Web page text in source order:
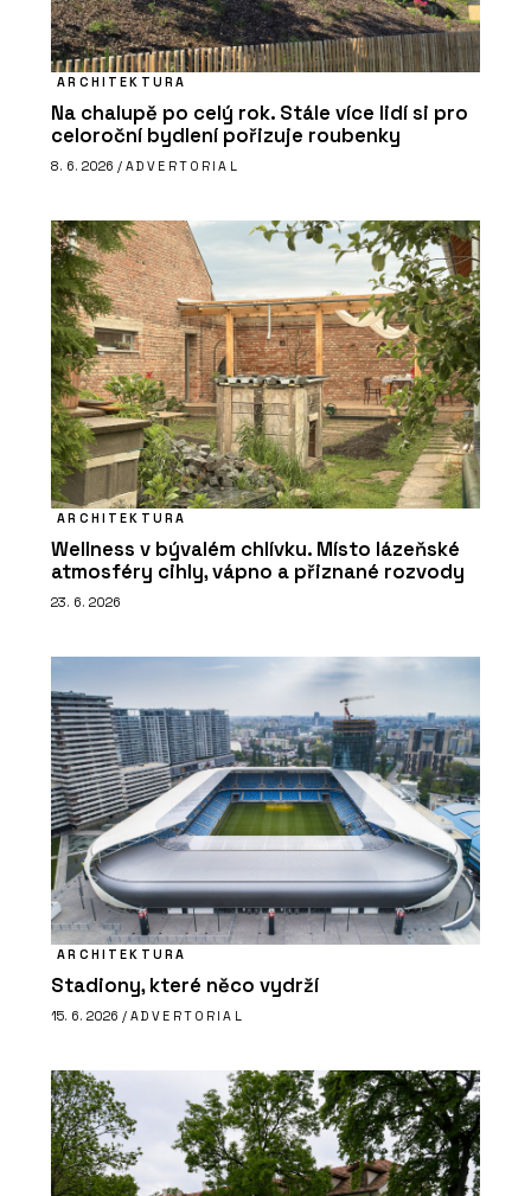
ARCHITEKTURA
Na chalupě po celý rok. Stále více lidí si pro
celoroční bydlení pořizuje roubenky
8. 6. 2026 / ADVERTORIAL
ARCHITEKTURA
Wellness v bývalém chlívku. Místo lázeňské
atmosféry cihly, vápno a přiznané rozvody
23. 6. 2026
ARCHITEKTURA
Stadiony, které něco vydrží
15. 6. 2026 / ADVERTORIAL